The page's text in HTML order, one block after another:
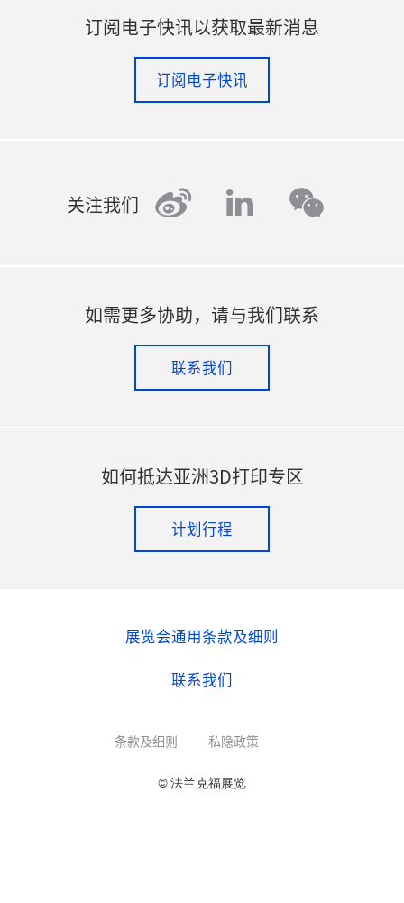
订阅电子快讯以获取最新消息
订阅电子快讯
关注我们 weibolinkedinwechat
如需更多协助，请与我们联系
联系我们
如何抵达亚洲3D打印专区
计划行程
展览会通用条款及细则
联系我们
条款及细则 私隐政策
© 法兰克福展览